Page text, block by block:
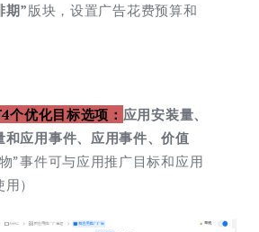
期”版块，设置广告花费预算和
个优化目标选项： 应用安装量、
和应用事件、应用事件、价值
”事件可与应用推广目标和应用
）